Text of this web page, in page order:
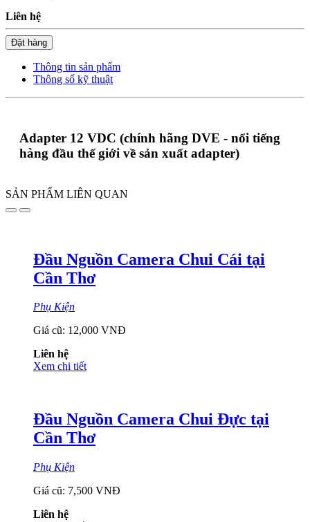
Liên hệ
Đặt hàng
Thông tin sản phẩm
Thông số kỹ thuật
Adapter 12 VDC (chính hãng DVE - nổi tiếng
hàng đầu thế giới về sản xuất adapter)
SẢN PHẨM LIÊN QUAN
Đầu Nguồn Camera Chui Cái tại
Cần Thơ
Phụ Kiện
Giá cũ: 12,000 VNĐ
Liên hệ
Xem chi tiết
Đầu Nguồn Camera Chui Đực tại
Cần Thơ
Phụ Kiện
Giá cũ: 7,500 VNĐ
Liên hệ